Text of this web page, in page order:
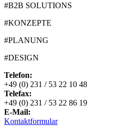
#B2B SOLUTIONS
#KONZEPTE
#PLANUNG
#DESIGN
Telefon:
+49 (0) 231 / 53 22 10 48
Telefax:
+49 (0) 231 / 53 22 86 19
E-Mail:
Kontaktformular